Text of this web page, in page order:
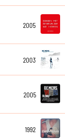
2005
2003
2005
1992